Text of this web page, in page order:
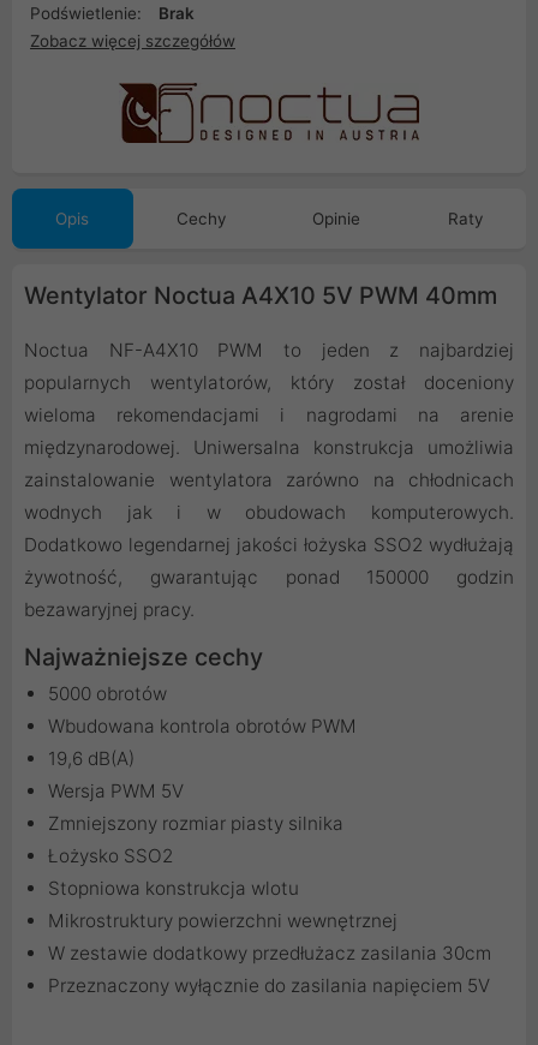
Podświetlenie:
Brak
Zobacz więcej szczegółów
Opis Cechy Opinie Raty
Wentylator Noctua A4X10 5V PWM 40mm
Noctua NF-A4X10 PWM to jeden z najbardziej
popularnych wentylatorów, który został doceniony
wieloma rekomendacjami i nagrodami na arenie
międzynarodowej. Uniwersalna konstrukcja umożliwia
zainstalowanie wentylatora zarówno na chłodnicach
wodnych jak i w obudowach komputerowych.
Dodatkowo legendarnej jakości łożyska SSO2 wydłużają
żywotność, gwarantując ponad 150000 godzin
bezawaryjnej pracy.
Najważniejsze cechy
5000 obrotów
Wbudowana kontrola obrotów PWM
19,6 dB(A)
Wersja PWM 5V
Zmniejszony rozmiar piasty silnika
Łożysko SSO2
Stopniowa konstrukcja wlotu
Mikrostruktury powierzchni wewnętrznej
W zestawie dodatkowy przedłużacz zasilania 30cm
Przeznaczony wyłącznie do zasilania napięciem 5V